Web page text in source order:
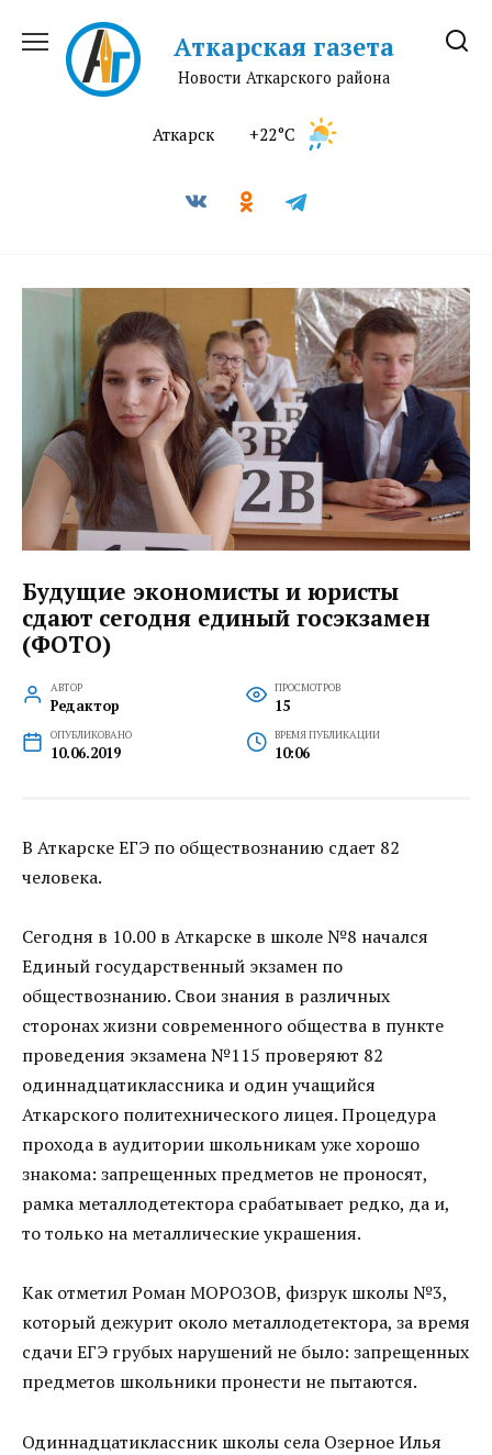
содержанию
Аткарская газета
Новости Аткарского района
Аткарск +22°C
Будущие экономисты и юристы
сдают сегодня единый госэкзамен
(ФОТО)
АВТОР
Редактор
ПРОСМОТРОВ
15
ОПУБЛИКОВАНО
10.06.2019
ВРЕМЯ ПУБЛИКАЦИИ
10:06
В Аткарске ЕГЭ по обществознанию сдает 82
человека.
Сегодня в 10.00 в Аткарске в школе №8 начался
Единый государственный экзамен по
обществознанию. Свои знания в различных
сторонах жизни современного общества в пункте
проведения экзамена №115 проверяют 82
одиннадцатиклассника и один учащийся
Аткарского политехнического лицея. Процедура
прохода в аудитории школьникам уже хорошо
знакома: запрещенных предметов не проносят,
рамка металлодетектора срабатывает редко, да и,
то только на металлические украшения.
Как отметил Роман МОРОЗОВ, физрук школы №3,
который дежурит около металлодетектора, за время
сдачи ЕГЭ грубых нарушений не было: запрещенных
предметов школьники пронести не пытаются.
Одиннадцатиклассник школы села Озерное Илья